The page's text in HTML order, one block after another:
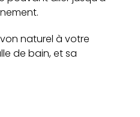
naturel à votre
de bain, et sa